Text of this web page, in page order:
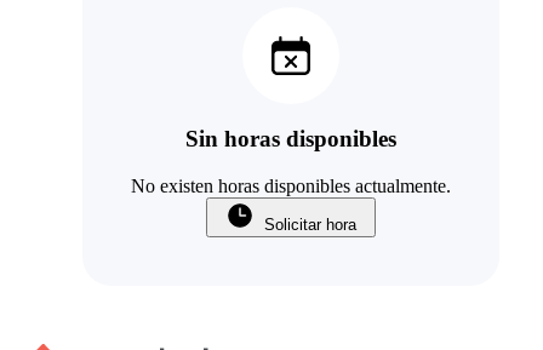
Sin horas disponibles
No existen horas disponibles actualmente.
Solicitar hora